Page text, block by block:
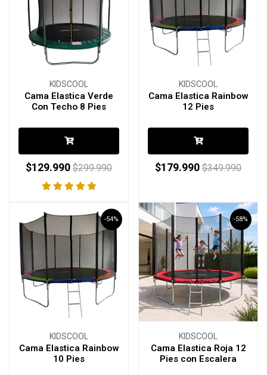
KIDSCOOL
Cama Elastica Verde
Con Techo 8 Pies
$129.990 $299.990
KIDSCOOL
Cama Elastica Rainbow
12 Pies
$179.990 $349.990
-54%
KIDSCOOL
Cama Elastica Rainbow
10 Pies
-58%
KIDSCOOL
Cama Elastica Roja 12
Pies con Escalera